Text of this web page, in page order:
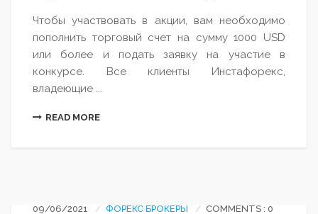
Чтобы участвовать в акции, вам необходимо
пополнить торговый счет на сумму 1000 USD
или более и подать заявку на участие в
конкурсе. Все клиенты Инстафорекс,
владеющие ...
READ MORE
09/06/2021 ФОРЕКС БРОКЕРЫ COMMENTS : 0